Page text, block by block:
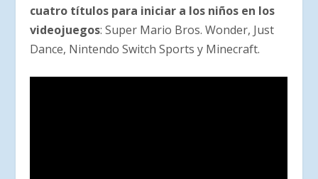
cuatro títulos para iniciar a los niños en los
videojuegos: Super Mario Bros. Wonder, Just
Dance, Nintendo Switch Sports y Minecraft.